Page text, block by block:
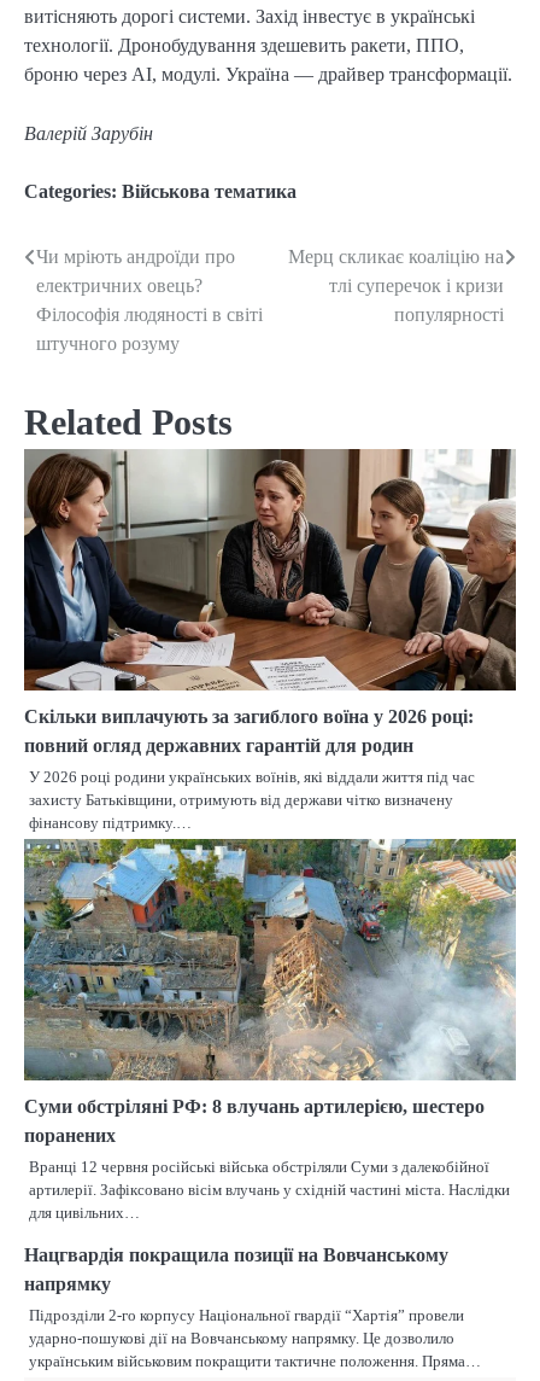
витісняють дорогі системи. Захід інвестує в українські
технології. Дронобудування здешевить ракети, ППО,
броню через AI, модулі. Україна — драйвер трансформації.
Валерій Зарубін
Categories: Військова тематика
Post
navigation
Чи мріють андроїди про
електричних овець?
Філософія людяності в світі
штучного розуму
Мерц скликає коаліцію на
тлі суперечок і кризи
популярності
Related Posts
Скільки виплачують за загиблого воїна у 2026 році:
повний огляд державних гарантій для родин
У 2026 році родини українських воїнів, які віддали життя під час
захисту Батьківщини, отримують від держави чітко визначену
фінансову підтримку.…
Суми обстріляні РФ: 8 влучань артилерією, шестеро
поранених
Вранці 12 червня російські війська обстріляли Суми з далекобійної
артилерії. Зафіксовано вісім влучань у східній частині міста. Наслідки
для цивільних…
Нацгвардія покращила позиції на Вовчанському
напрямку
Підрозділи 2-го корпусу Національної гвардії “Хартія” провели
ударно-пошукові дії на Вовчанському напрямку. Це дозволило
українським військовим покращити тактичне положення. Пряма…